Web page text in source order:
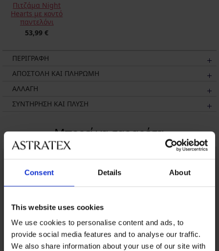
Consent Details About
This website uses cookies
We use cookies to personalise content and ads, to
provide social media features and to analyse our traffic.
We also share information about your use of our site with
Πιτζάμα Night
Hearts με κοντό
παντελόνι
53,99 €
ΠΕΡΙΓΡΑΦΗ
ΑΠΟΣΤΟΛΗ ΚΑΙ ΠΛΗΡΩΜΗ
ΑΛΛΑΓΗ
ΣΥΝΤΗΡΗΣΗ ΚΑΙ ΠΛΥΣΗ
Μπορεί να σας αρέσει